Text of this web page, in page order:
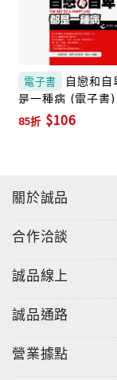
電子書
自戀和自
是一種病 (電子書)
85折 $106
關於誠品
合作洽談
誠品線上
誠品通路
營業據點